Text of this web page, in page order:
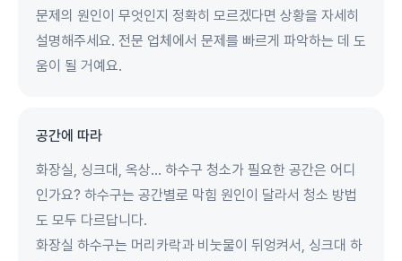
문제의 원인이 무엇인지 정확히 모르겠다면 상황을 자세히
설명해주세요. 전문 업체에서 문제를 빠르게 파악하는 데 도
움이 될 거예요.
공간에 따라
화장실, 싱크대, 옥상… 하수구 청소가 필요한 공간은 어디
인가요? 하수구는 공간별로 막힘 원인이 달라서 청소 방법
도 모두 다르답니다.
화장실 하수구는 머리카락과 비눗물이 뒤엉켜서, 싱크대 하